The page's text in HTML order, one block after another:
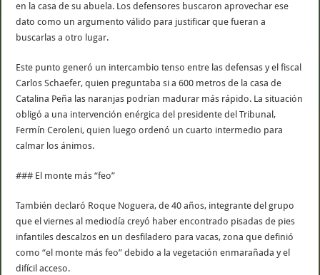
en la casa de su abuela. Los defensores buscaron aprovechar ese
dato como un argumento válido para justificar que fueran a
buscarlas a otro lugar.
Este punto generó un intercambio tenso entre las defensas y el fiscal
Carlos Schaefer, quien preguntaba si a 600 metros de la casa de
Catalina Peña las naranjas podrían madurar más rápido. La situación
obligó a una intervención enérgica del presidente del Tribunal,
Fermín Ceroleni, quien luego ordenó un cuarto intermedio para
calmar los ánimos.
### El monte más “feo”
También declaró Roque Noguera, de 40 años, integrante del grupo
que el viernes al mediodía creyó haber encontrado pisadas de pies
infantiles descalzos en un desfiladero para vacas, zona que definió
como “el monte más feo” debido a la vegetación enmarañada y el
difícil acceso.